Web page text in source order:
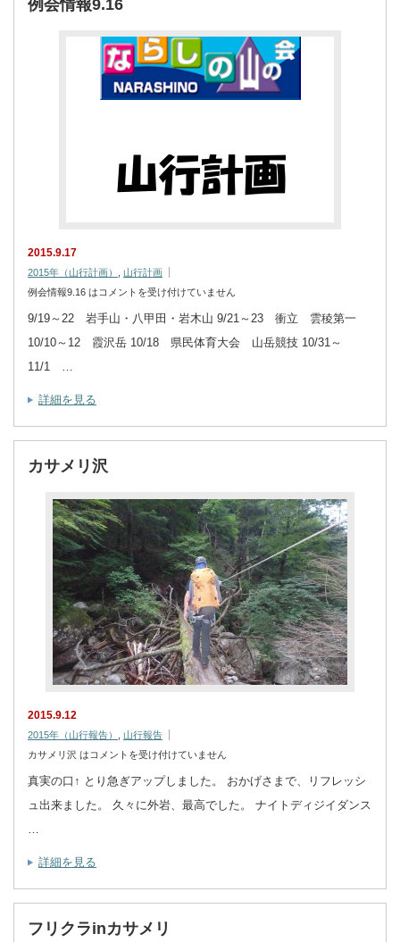
例会情報9.16
2015.9.17
2015年（山行計画）
山行計画
例会情報9.16 は コメントを受け付けていません
9/19～22 岩手山・八甲田・岩木山 9/21～23 衝立 雲稜第一
10/10～12 霞沢岳 10/18 県民体育大会 山岳競技 10/31～
11/1 …
詳細を見る
カサメリ沢
2015.9.12
2015年（山行報告）
山行報告
カサメリ沢 は コメントを受け付けていません
真実の口↑ とり急ぎアップしました。 おかげさまで、リフレッシ
ュ出来ました。 久々に外岩、最高でした。 ナイトディジイダンス
詳細を見る
フリクラinカサメリ